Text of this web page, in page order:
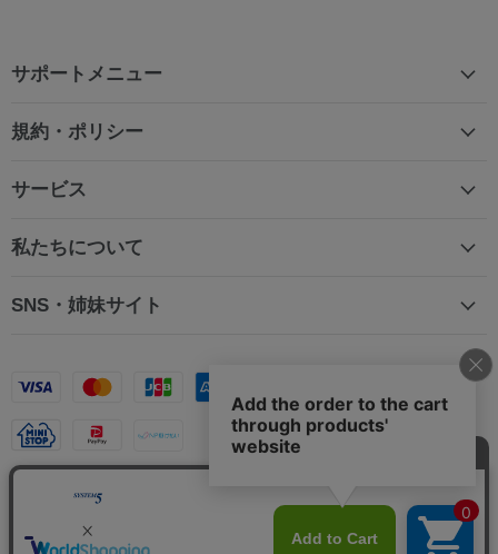
サポートメニュー
規約・ポリシー
サービス
私たちについて
SNS・姉妹サイト